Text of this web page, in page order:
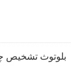
بلوتوث تشخیص